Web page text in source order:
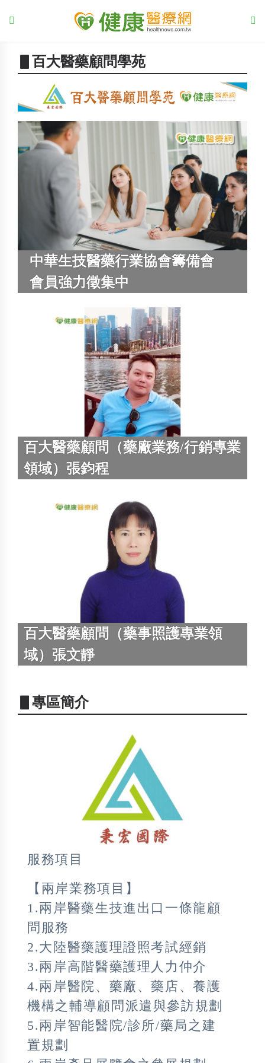
▋百大醫藥顧問學苑
中華生技醫藥行業協會籌備會
會員強力徵集中
百大醫藥顧問（藥廠業務/行銷專業
領域）張鈞程
百大醫藥顧問（藥事照護專業領
域）張文靜
▋專區簡介
服務項目
【兩岸業務項目】
1.兩岸醫藥生技進出口一條龍顧
問服務
2.大陸醫藥護理證照考試經銷
3.兩岸高階醫藥護理人力仲介
4.兩岸醫院、藥廠、藥店、養護
機構之輔導顧問派遣與參訪規劃
5.兩岸智能醫院/診所/藥局之建
置規劃